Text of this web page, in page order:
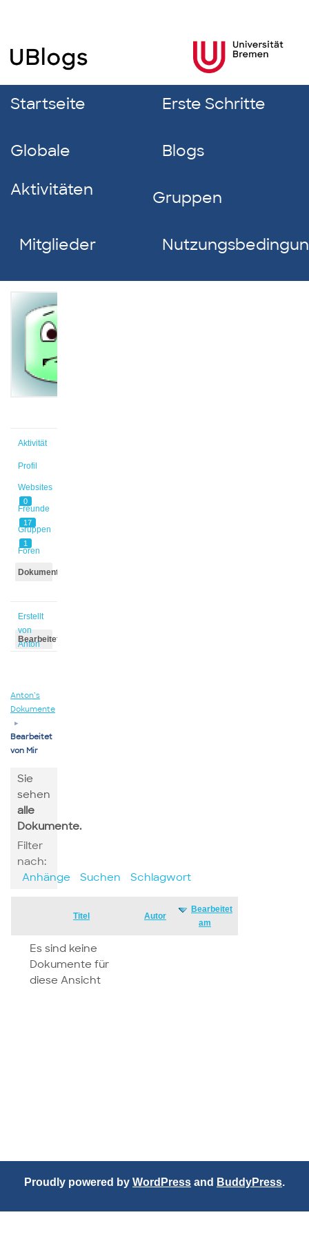
Startseite Erste Schritte
Globale
Aktivitäten
Blogs
Gruppen
Mitglieder
Aktivität
Profil
Websites
0
Freunde
17
Gruppen
1
Foren
Dokumente
Erstellt
von
Anton
Bearbeitet
Anton’s
Dokumente
▸
Bearbeitet
von Mir
Sie
sehen
alle
Dokumente.
Filter
nach:
Anhänge
Suchen Schlagwort
Titel Autor
Bearbeitet
am
Es sind keine
Dokumente für
diese Ansicht
Proudly powered by WordPress and BuddyPress.